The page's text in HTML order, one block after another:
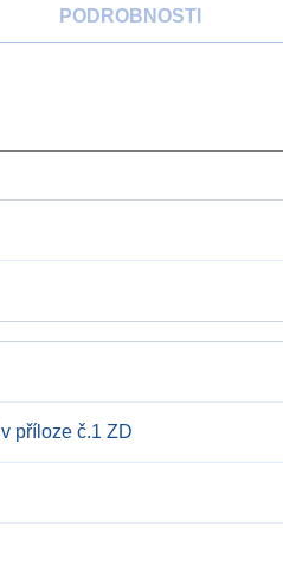
PODROBNOSTI
příloze č.1 ZD